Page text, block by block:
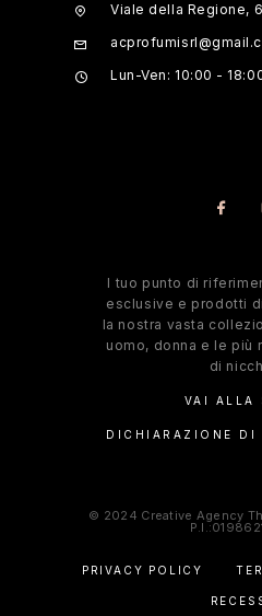
Viale della Regione,
Lun-Ven: 10:00 -
l tuo punto di
esclusive e prodotti
la nostra vasta
uomo, donna e le più
di
VAI ALLA
DICHIARAZIONE DI
© 2024 Creative Agency
PRIVACY POLICY